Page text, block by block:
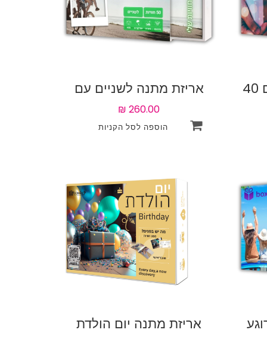
אריזת מתנה לאחד עם 40
אריזת מתנה לשניים עם
אריזת מתנה יום הולדת